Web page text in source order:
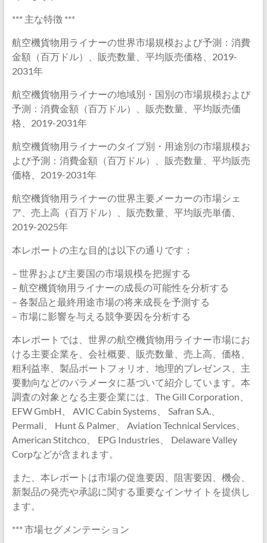
*** 主な特徴 ***
航空機貨物用ライナーの世界市場規模および予測：消費
金額（百万ドル）、販売数量、平均販売価格、2019-
2031年
航空機貨物用ライナーの地域別・国別の市場規模および
予測：消費金額（百万ドル）、販売数量、平均販売価
格、2019-2031年
航空機貨物用ライナーのタイプ別・用途別の市場規模お
よび予測：消費金額（百万ドル）、販売数量、平均販売
価格、2019-2031年
航空機貨物用ライナーの世界主要メーカーの市場シェ
ア、売上高（百万ドル）、販売数量、平均販売単価、
2019-2025年
本レポートの主な目的は以下の通りです：
– 世界および主要国の市場規模を把握する
– 航空機貨物用ライナーの成長の可能性を分析する
– 各製品と最終用途市場の将来成長を予測する
– 市場に影響を与える競争要因を分析する
本レポートでは、世界の航空機貨物用ライナー市場にお
ける主要企業を、会社概要、販売数量、売上高、価格、
粗利益率、製品ポートフォリオ、地理的プレゼンス、主
要動向などのパラメータに基づいて紹介しています。本
調査の対象となる主要企業には、The Gill Corporation、
EFW GmbH、 AVIC Cabin Systems、 Safran S.A.、
Permali、 Hunt & Palmer、 Aviation Technical Services、
American Stitchco、 EPG Industries、 Delaware Valley
Corpなどが含まれます。
また、本レポートは市場の促進要因、阻害要因、機会、
新製品の発売や承認に関する重要なインサイトを提供し
ます。
*** 市場セグメンテーション